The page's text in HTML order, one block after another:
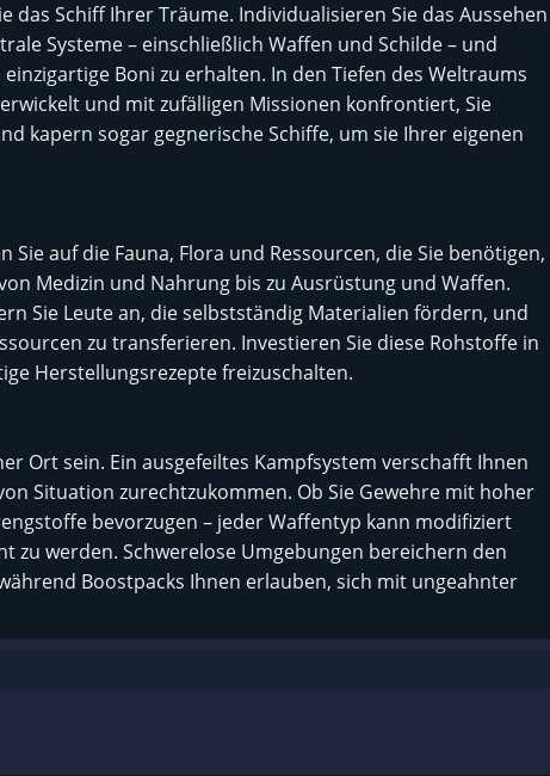
das Schiff Ihrer Träume. Individualisieren Sie das Aussehen
Systeme – einschließlich Waffen und Schilde – und
Boni zu erhalten. In den Tiefen des Weltraums
und mit zufälligen Missionen konfrontiert, Sie
kapern sogar gegnerische Schiffe, um sie Ihrer eigenen
Sie auf die Fauna, Flora und Ressourcen, die Sie benötigen,
Medizin und Nahrung bis zu Ausrüstung und Waffen.
Sie Leute an, die selbstständig Materialien fördern, und
zu transferieren. Investieren Sie diese Rohstoffe in
Herstellungsrezepte freizuschalten.
Ort sein. Ein ausgefeiltes Kampfsystem verschafft Ihnen
Situation zurechtzukommen. Ob Sie Gewehre mit hoher
bevorzugen – jeder Waffentyp kann modifiziert
zu werden. Schwerelose Umgebungen bereichern den
Boostpacks Ihnen erlauben, sich mit ungeahnter